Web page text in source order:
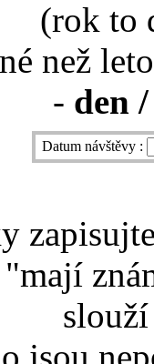
(rok to
než
- den
Datum návštěvy :